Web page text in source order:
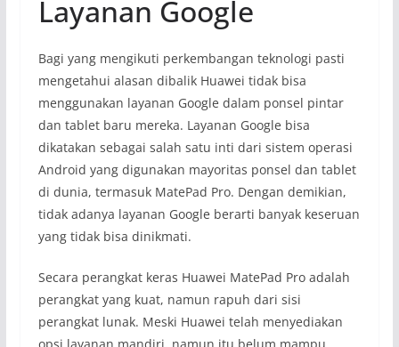
Layanan Google
Bagi yang mengikuti perkembangan teknologi pasti
mengetahui alasan dibalik Huawei tidak bisa
menggunakan layanan Google dalam ponsel pintar
dan tablet baru mereka. Layanan Google bisa
dikatakan sebagai salah satu inti dari sistem operasi
Android yang digunakan mayoritas ponsel dan tablet
di dunia, termasuk MatePad Pro. Dengan demikian,
tidak adanya layanan Google berarti banyak keseruan
yang tidak bisa dinikmati.
Secara perangkat keras Huawei MatePad Pro adalah
perangkat yang kuat, namun rapuh dari sisi
perangkat lunak. Meski Huawei telah menyediakan